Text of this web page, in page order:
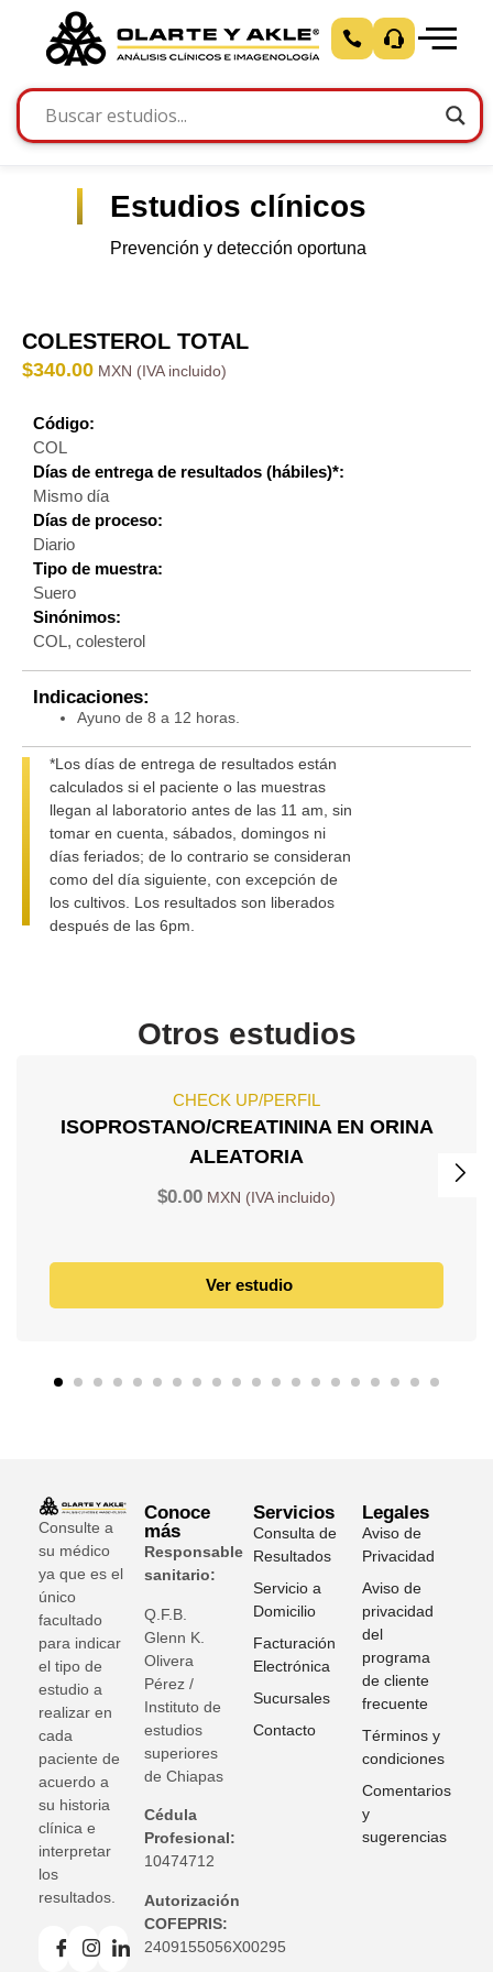
Estudios clínicos
Prevención y detección oportuna
COLESTEROL TOTAL
$340.00
Código:
COL
Días de entrega de resultados (hábiles)*:
Mismo día
Días de proceso:
Diario
Tipo de muestra:
Suero
Sinónimos:
COL, colesterol
Indicaciones:
Ayuno de 8 a 12 horas.
*Los días de entrega de resultados están
calculados si el paciente o las muestras
llegan al laboratorio antes de las 11 am, sin
tomar en cuenta, sábados, domingos ni
días feriados; de lo contrario se consideran
como del día siguiente, con excepción de
los cultivos. Los resultados son liberados
después de las 6pm.
Otros estudios
CHECK UP/PERFIL
ISOPROSTANO/CREATININA EN ORINA
ALEATORIA
$0.00
Ver estudio
Consulte a
su médico
ya que es el
único
facultado
para indicar
el tipo de
estudio a
realizar en
cada
paciente de
acuerdo a
su historia
clínica e
interpretar
los
resultados.
Conoce
más
Responsable
sanitario:
Q.F.B.
Glenn K
Olivera
Pérez /
Instituto de
estudios
superiores
de Chiapas
Cédula
Profesional:
10474712
Autorización
COFEPRIS:
2409155056X00295
Servicios
Consulta de
Resultados
Servicio a
Domicilio
Facturación
Electrónica
Sucursales
Contacto
Legales
Aviso de
Privacidad
Aviso de
privacidad
del
programa
de cliente
frecuente
Términos y
condiciones
Comentarios
y
sugerencias